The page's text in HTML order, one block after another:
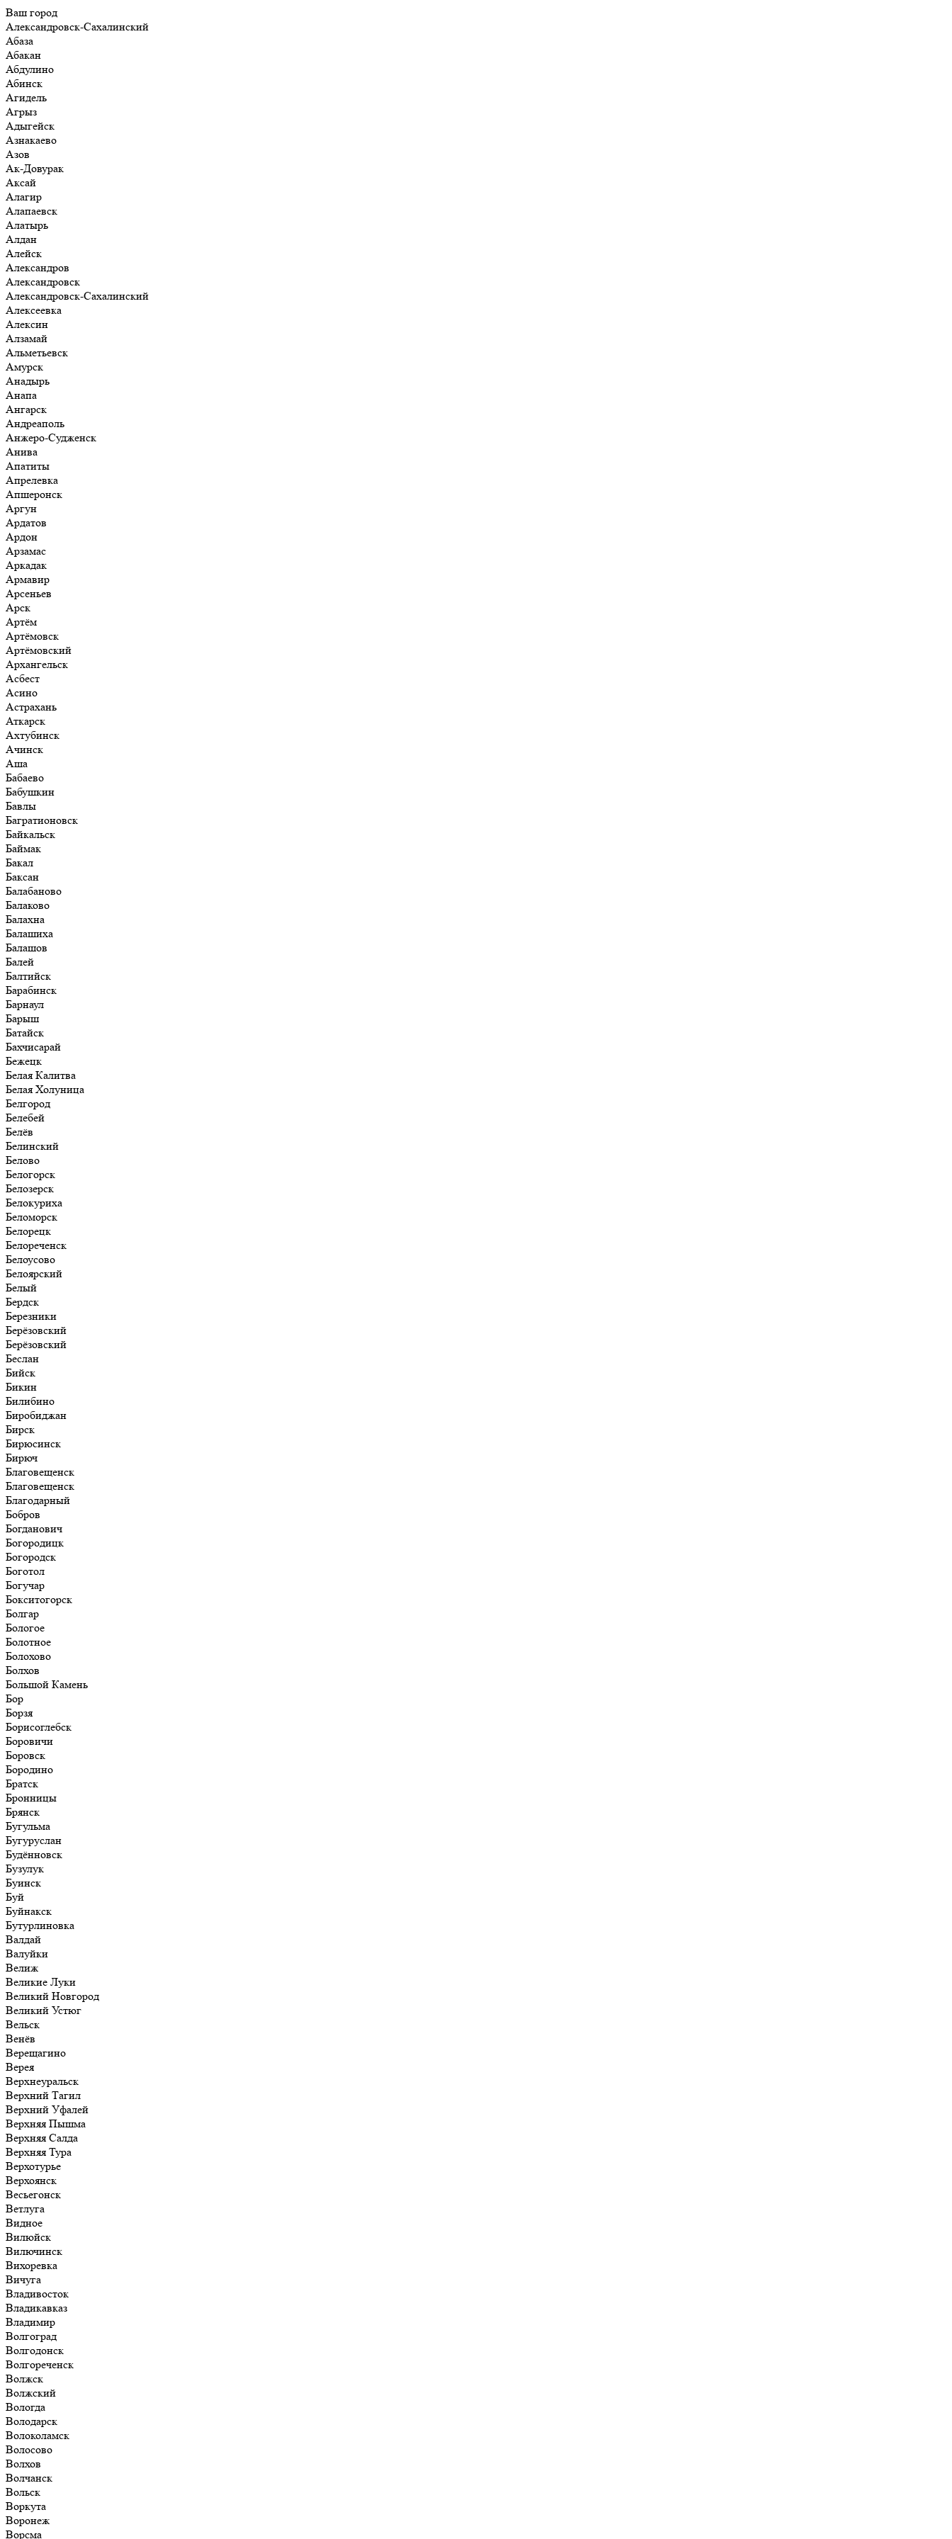
Ваш город
Александровск-Сахалинский
Абаза
Абакан
Абдулино
Абинск
Агидель
Агрыз
Адыгейск
Азнакаево
Азов
Ак-Довурак
Аксай
Алагир
Алапаевск
Алатырь
Алдан
Алейск
Александров
Александровск
Александровск-Сахалинский
Алексеевка
Алексин
Алзамай
Альметьевск
Амурск
Анадырь
Анапа
Ангарск
Андреаполь
Анжеро-Судженск
Анива
Апатиты
Апрелевка
Апшеронск
Аргун
Ардатов
Ардон
Арзамас
Аркадак
Армавир
Арсеньев
Арск
Артём
Артёмовск
Артёмовский
Архангельск
Асбест
Асино
Астрахань
Аткарск
Ахтубинск
Ачинск
Аша
Бабаево
Бабушкин
Бавлы
Багратионовск
Байкальск
Баймак
Бакал
Баксан
Балабаново
Балаково
Балахна
Балашиха
Балашов
Балей
Балтийск
Барабинск
Барнаул
Барыш
Батайск
Бахчисарай
Бежецк
Белая Калитва
Белая Холуница
Белгород
Белебей
Белёв
Белинский
Белово
Белогорск
Белозерск
Белокуриха
Беломорск
Белорецк
Белореченск
Белоусово
Белоярский
Белый
Бердск
Березники
Берёзовский
Берёзовский
Беслан
Бийск
Бикин
Билибино
Биробиджан
Бирск
Бирюсинск
Бирюч
Благовещенск
Благовещенск
Благодарный
Бобров
Богданович
Богородицк
Богородск
Боготол
Богучар
Бокситогорск
Болгар
Бологое
Болотное
Болохово
Болхов
Большой Камень
Бор
Борзя
Борисоглебск
Боровичи
Боровск
Бородино
Братск
Бронницы
Брянск
Бугульма
Бугуруслан
Будённовск
Бузулук
Буинск
Буй
Буйнакск
Бутурлиновка
Валдай
Валуйки
Велиж
Великие Луки
Великий Новгород
Великий Устюг
Вельск
Венёв
Верещагино
Верея
Верхнеуральск
Верхний Тагил
Верхний Уфалей
Верхняя Пышма
Верхняя Салда
Верхняя Тура
Верхотурье
Верхоянск
Весьегонск
Ветлуга
Видное
Вилюйск
Вилючинск
Вихоревка
Вичуга
Владивосток
Владикавказ
Владимир
Волгоград
Волгодонск
Волгореченск
Волжск
Волжский
Вологда
Володарск
Волоколамск
Волосово
Волхов
Волчанск
Вольск
Воркута
Воронеж
Ворсма